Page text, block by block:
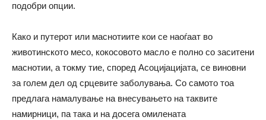
подобри опции.
Како и путерот или маснотиите кои се наоѓаат во
животинското месо, кокосовото масло е полно со заситени
маснотии, а токму тие, според Асоцијацијата, се виновни
за голем дел од срцевите заболувања. Со самото тоа
предлага намалување на внесувањето на таквите
намирници, па така и на досега омилената